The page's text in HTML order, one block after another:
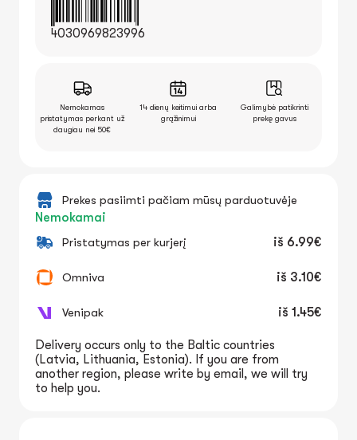
4030969823996
Nemokamas
pristatymas perkant už
daugiau nei 50€
14 dienų keitimui arba
grąžinimui
Galimybė patikrinti
prekę gavus
Prekes pasiimti pačiam mūsų parduotuvėje
Nemokamai
Pristatymas per kurjerį
iš 6.99€
Omniva iš 3.10€
Venipak iš 1.45€
Delivery occurs only to the Baltic countries
(Latvia, Lithuania, Estonia). If you are from
another region, please write by email, we will try
to help you.